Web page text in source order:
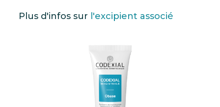
Plus d'infos sur l'excipient associé